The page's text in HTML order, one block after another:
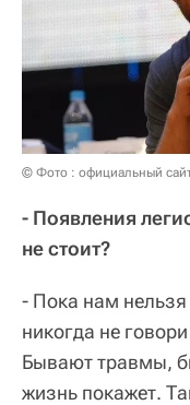
© Фото : официальный
- Появления
не стоит?
- Пока нам
никогда не
Бывают травмы,
жизнь покажет.